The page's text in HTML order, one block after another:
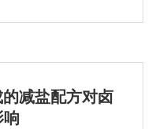
程的拟合度较好，
、60.00、60.00
制剂配比在体 外模
NDMA的平均抑制
减盐配方对卤
响